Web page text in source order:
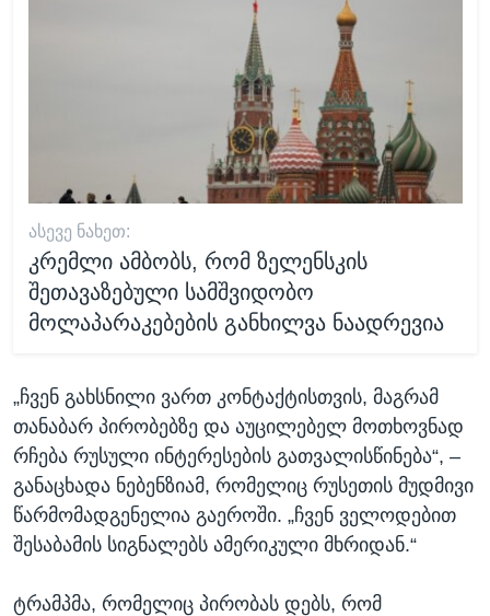
ᲐᲡᲔᲕᲔ ᲜᲐᲮᲔᲗ:
კრემლი ამბობს, რომ ზელენსკის
შეთავაზებული სამშვიდობო
მოლაპარაკებების განხილვა ნაადრევია
„ჩვენ გახსნილი ვართ კონტაქტისთვის, მაგრამ
თანაბარ პირობებზე და აუცილებელ მოთხოვნად
რჩება რუსული ინტერესების გათვალისწინება“, –
განაცხადა ნებენზიამ, რომელიც რუსეთის მუდმივი
წარმომადგენელია გაეროში. „ჩვენ ველოდებით
შესაბამის სიგნალებს ამერიკული მხრიდან.“
ტრამპმა, რომელიც პირობას დებს, რომ